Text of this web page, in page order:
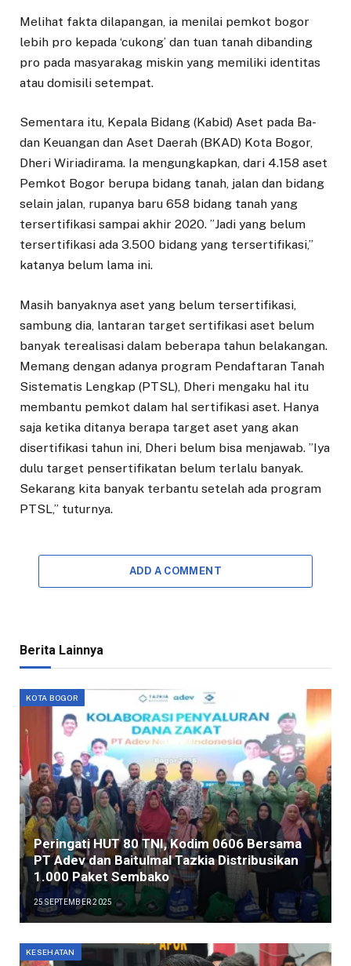
Melihat fakta dilapangan, ia menilai pemkot bogor
lebih pro kepada ‘cukong’ dan tuan tanah dibanding
pro pada masyarakag miskin yang memiliki identitas
atau domisili setempat.
Sementara itu, Ke­pala Bidang (Kabid) Aset pada Ba­
dan Keuangan dan Aset Daerah (BKAD) Kota Bogor,
Dheri Wiriadi­rama. Ia mengungkapkan, dari 4.158 aset
Pemkot Bogor berupa bidang tanah, jalan dan bidang
selain jalan, rupanya baru 658 bidang tanah yang
tersertifikasi sampai akhir 2020. ”Jadi yang belum
tersertifikasi ada 3.500 bidang yang tersertifikasi,”
katanya belum lama ini.
Masih banyaknya aset yang belum tersertifikasi,
sambung dia, lantaran target sertifi­kasi aset belum
banyak te­realisasi dalam beberapa tahun belakangan.
Memang dengan adanya program Pendaftaran Tanah
Sistema­tis Lengkap (PTSL), Dheri mengaku hal itu
membantu pemkot dalam hal sertifi­kasi aset. Hanya
saja ketika ditanya berapa target aset yang akan
disertifikasi tahun ini, Dheri belum bisa men­jawab. ”Iya
dulu target pen­sertifikatan belum terlalu banyak.
Sekarang kita ba­nyak terbantu setelah ada program
PTSL,” tuturnya.
ADD A COMMENT
Berita Lainnya
KOTA BOGOR
Peringati HUT 80 TNI, Kodim 0606 Bersama
PT Adev dan Baitulmal Tazkia Distribusikan
1.000 Paket Sembako
25 SEPTEMBER 2025
KESEHATAN